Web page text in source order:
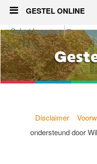
Naar content
GESTEL ONLINE
Gestel-Online
Organisaties
Nieuws
Disclaimer
ondersteund door
Select Language▼